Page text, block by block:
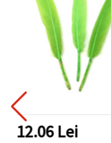
12.06 Lei